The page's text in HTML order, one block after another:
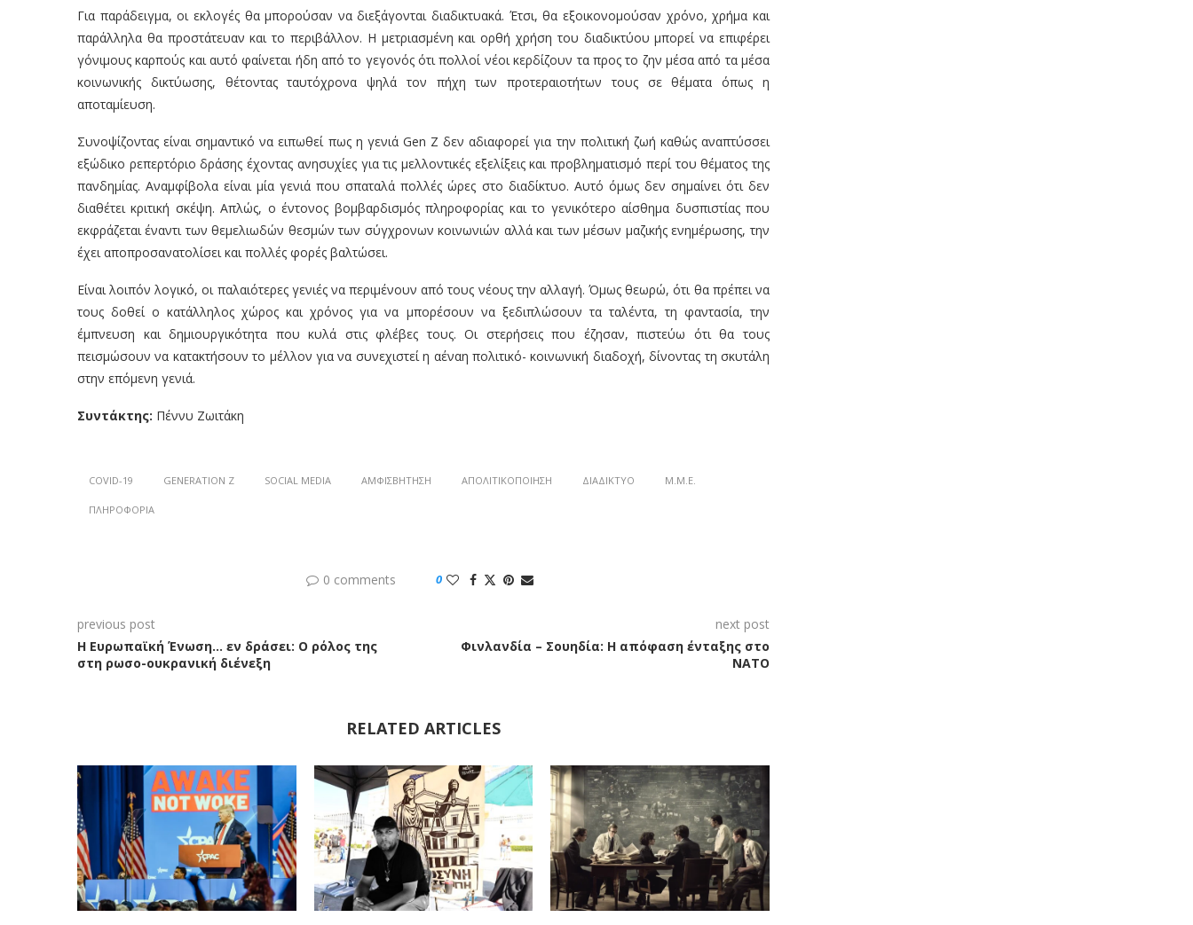
Για παράδειγμα, οι εκλογές θα μπορούσαν να διεξάγονται διαδικτυακά. Έτσι, θα εξοικονομούσαν χρόνο, χρήμα και
παράλληλα θα προστάτευαν και το περιβάλλον. Η μετριασμένη και ορθή χρήση του διαδικτύου μπορεί να επιφέρει
γόνιμους καρπούς και αυτό φαίνεται ήδη από το γεγονός ότι πολλοί νέοι κερδίζουν τα προς το ζην μέσα από τα μέσα
κοινωνικής δικτύωσης, θέτοντας ταυτόχρονα ψηλά τον πήχη των προτεραιοτήτων τους σε θέματα όπως η
αποταμίευση.
Συνοψίζοντας είναι σημαντικό να ειπωθεί πως η γενιά Gen Z δεν αδιαφορεί για την πολιτική ζωή καθώς αναπτύσσει
εξώδικο ρεπερτόριο δράσης έχοντας ανησυχίες για τις μελλοντικές εξελίξεις και προβληματισμό περί του θέματος της
πανδημίας. Αναμφίβολα είναι μία γενιά που σπαταλά πολλές ώρες στο διαδίκτυο. Αυτό όμως δεν σημαίνει ότι δεν
διαθέτει κριτική σκέψη. Απλώς, ο έντονος βομβαρδισμός πληροφορίας και το γενικότερο αίσθημα δυσπιστίας που
εκφράζεται έναντι των θεμελιωδών θεσμών των σύγχρονων κοινωνιών αλλά και των μέσων μαζικής ενημέρωσης, την
έχει αποπροσανατολίσει και πολλές φορές βαλτώσει.
Είναι λοιπόν λογικό, οι παλαιότερες γενιές να περιμένουν από τους νέους την αλλαγή. Όμως θεωρώ, ότι θα πρέπει να
τους δοθεί ο κατάλληλος χώρος και χρόνος για να μπορέσoυν να ξεδιπλώσουν τα ταλέντα, τη φαντασία, την
έμπνευση και δημιουργικότητα που κυλά στις φλέβες τους. Οι στερήσεις που έζησαν, πιστεύω ότι θα τους
πεισμώσουν να κατακτήσουν το μέλλον για να συνεχιστεί η αέναη πολιτικό- κοινωνική διαδοχή, δίνοντας τη σκυτάλη
στην επόμενη γενιά.
Συντάκτης: Πέννυ Ζωιτάκη
COVID-19 GENERATION Z SOCIAL MEDIA ΑΜΦΙΣΒΉΤΗΣΗ ΑΠΟΛΙΤΙΚΟΠΟΊΗΣΗ ΔΙΑΔΊΚΤΥΟ Μ.Μ.Ε.
ΠΛΗΡΟΦΟΡΊΑ
0 comments 0
previous post
Η Ευρωπαϊκή Ένωση… εν δράσει: Ο ρόλος της
στη ρωσο-ουκρανική διένεξη
next post
Φινλανδία – Σουηδία: Η απόφαση ένταξης στο
NATO
RELATED ARTICLES